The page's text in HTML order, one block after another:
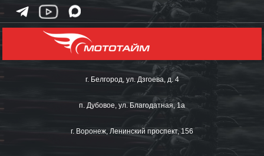
г. Белгород, ул. Дзгоева, д. 4
п. Дубовое, ул. Благодатная, 1а
г. Воронеж, Ленинский проспект, 156